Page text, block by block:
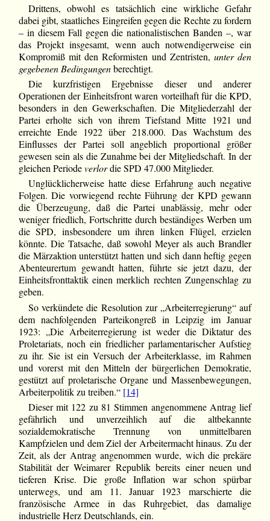
Drittens, obwohl es tatsächlich eine wirkliche Gefahr
dabei gibt, staatliches Eingreifen gegen die Rechte zu fordern
– in diesem Fall gegen die nationalistischen Banden –, war
das Projekt insgesamt, wenn auch notwendigerweise ein
Kompromiß mit den Reformisten und Zentristen, unter den
gegebenen Bedingungenberechtigt.
Die kurzfristigen Ergebnisse dieser und anderer
Operationen der Einheitsfront waren vorteilhaft für die KPD,
besonders in den Gewerkschaften. Die Mitgliederzahl der
Partei erholte sich von ihrem Tiefstand Mitte 1921 und
erreichte Ende 1922 über 218.000. Das Wachstum des
Einflusses der Partei soll angeblich proportional größer
gewesen sein als die Zunahme bei der Mitgliedschaft. In der
gleichen Periodeverlordie SPD 47.000 Mitglieder.
Unglücklicherweise hatte diese Erfahrung auch negative
Folgen. Die vorwiegend rechte Führung der KPD gewann
die Überzeugung, daß die Partei unablässig, mehr oder
weniger friedlich, Fortschritte durch beständiges Werben um
die SPD, insbesondere um ihren linken Flügel, erzielen
könnte. Die Tatsache, daß sowohl Meyer als auch Brandler
die Märzaktion unterstützt hatten und sich dann heftig gegen
Abenteurertum gewandt hatten, führte sie jetzt dazu, der
Einheitsfronttaktik einen merklich rechten Zungenschlag zu
geben.
So verkündete die Resolution zur „Arbeiterregierung“ auf
dem nachfolgenden Parteikongreß in Leipzig im Januar
1923: „Die Arbeiterregierung ist weder die Diktatur des
Proletariats, noch ein friedlicher parlamentarischer Aufstieg
zu ihr. Sie ist ein Versuch der Arbeiterklasse, im Rahmen
und vorerst mit den Mitteln der bürgerlichen Demokratie,
gestützt auf proletarische Organe und Massenbewegungen,
Arbeiterpolitik zu treiben.“ [14]
Dieser mit 122 zu 81 Stimmen angenommene Antrag lief
gefährlich und unverzeihlich auf die altbekannte
sozialdemokratische Trennung von unmittelbaren
Kampfzielen und dem Ziel der Arbeitermacht hinaus. Zu der
Zeit, als der Antrag angenommen wurde, wich die prekäre
Stabilität der Weimarer Republik bereits einer neuen und
tieferen Krise. Die große Inflation war schon spürbar
unterwegs, und am 11. Januar 1923 marschierte die
französische Armee in das Ruhrgebiet, das damalige
industrielle Herz Deutschlands, ein.